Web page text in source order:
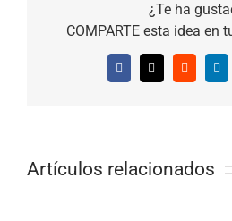
¿Te ha
COMPARTE esta idea en
Facebook
X Reddit
Artículos relacionados